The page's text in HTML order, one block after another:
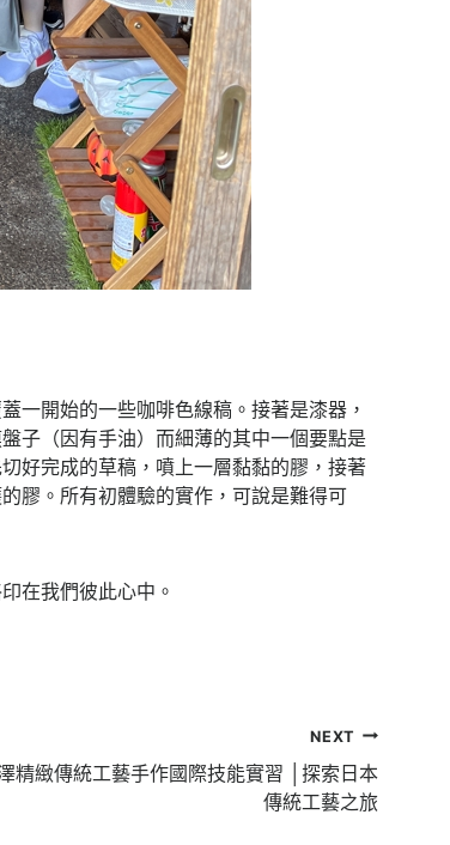
一開始的一些咖啡色線稿。接著是漆器，
子（因有手油）而細薄的其中一個要點是
好完成的草稿，噴上一層黏黏的膠，接著
膠。所有初體驗的實作，可說是難得可
在我們彼此心中。
NEXT
精緻傳統工藝手作國際技能實習 │探索日本
傳統工藝之旅